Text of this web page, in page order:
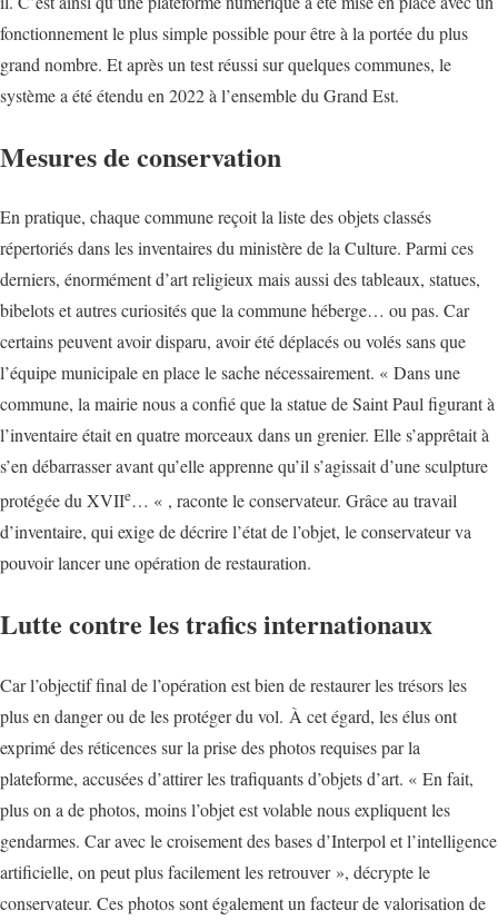
fonctionnement le plus simple possible pour être à la portée du plus
grand nombre. Et après un test réussi sur quelques communes, le
système a été étendu en 2022 à l’ensemble du Grand Est.
Mesures de conservation
En pratique, chaque commune reçoit la liste des objets classés
répertoriés dans les inventaires du ministère de la Culture. Parmi ces
derniers, énormément d’art religieux mais aussi des tableaux, statues,
bibelots et autres curiosités que la commune héberge… ou pas. Car
certains peuvent avoir disparu, avoir été déplacés ou volés sans que
l’équipe municipale en place le sache nécessairement. « Dans une
commune, la mairie nous a confié que la statue de Saint Paul figurant à
l’inventaire était en quatre morceaux dans un grenier. Elle s’apprêtait à
s’en débarrasser avant qu’elle apprenne qu’il s’agissait d’une sculpture
protégée du XVIIe… « , raconte le conservateur. Grâce au travail
d’inventaire, qui exige de décrire l’état de l’objet, le conservateur va
pouvoir lancer une opération de restauration.
Lutte contre les trafics internationaux
Car l’objectif final de l’opération est bien de restaurer les trésors les
plus en danger ou de les protéger du vol. À cet égard, les élus ont
exprimé des réticences sur la prise des photos requises par la
plateforme, accusées d’attirer les trafiquants d’objets d’art. « En fait,
plus on a de photos, moins l’objet est volable nous expliquent les
gendarmes. Car avec le croisement des bases d’Interpol et l’intelligence
artificielle, on peut plus facilement les retrouver », décrypte le
conservateur. Ces photos sont également un facteur de valorisation de